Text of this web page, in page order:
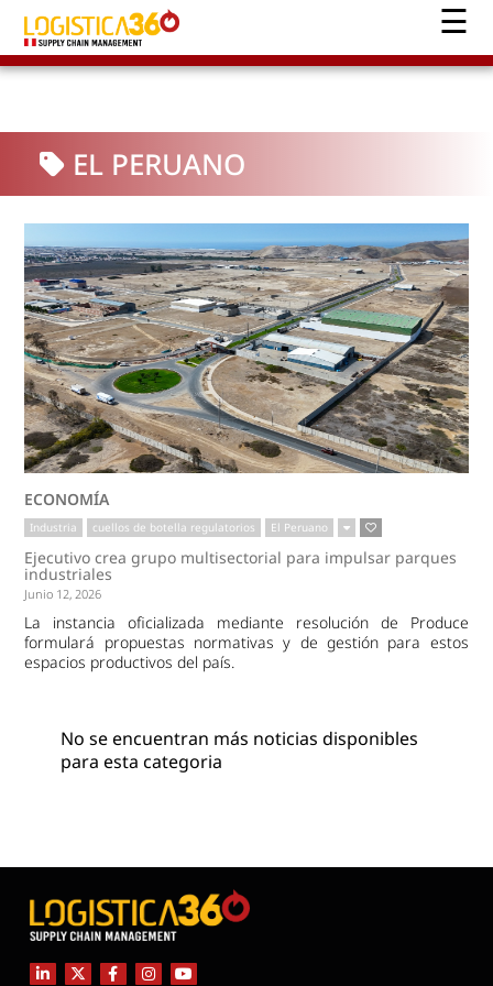
EL PERUANO
ECONOMÍA
Industria cuellos de botella regulatorios El Peruano
Ejecutivo crea grupo multisectorial para impulsar parques
industriales
Junio 12, 2026
La instancia oficializada mediante resolución de Produce
formulará propuestas normativas y de gestión para estos
espacios productivos del país.
No se encuentran más noticias disponibles
para esta categoria